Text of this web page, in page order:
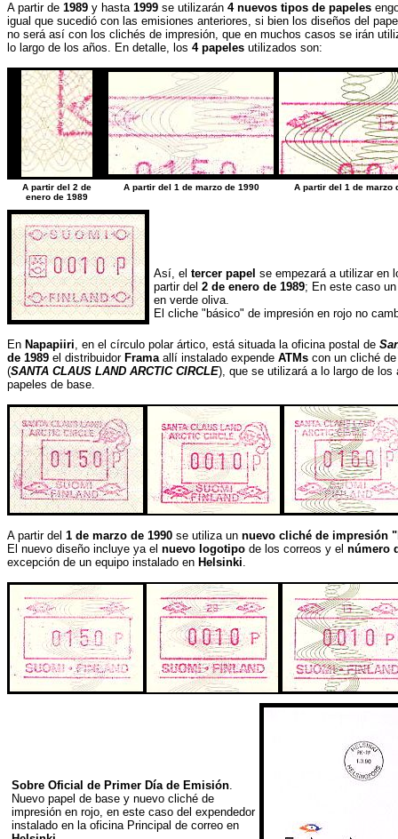
A partir de 1989 y hasta 1999 se utilizarán 4 nuevos tipos de papeles
igual que sucedió con las emisiones anteriores, si bien los diseños del
no será así con los clichés de impresión, que en muchos casos se irán
lo largo de los años. En detalle, los 4 papeles utilizados son:
A partir del 2 de
enero de 1989
A partir del 1 de marzo de 1990 A partir del 1 de marzo
Así, el tercer papel se empezará a utilizar en
partir del 2 de enero de 1989; En este caso
en verde oliva.
El cliche "básico" de impresión en rojo no
En Napapiiri, en el círculo polar ártico, está situada la oficina postal de
de 1989 el distribuidor Framaallí instalado expende ATMs con un cliché
(SANTA CLAUS LAND ARCTIC CIRCLE), que se utilizará a lo largo de los
papeles de base.
A partir del 1 de marzo de 1990 se utiliza un nuevo cliché de impresión
El nuevo diseño incluye ya el nuevo logotipo de los correos y el número
excepción de un equipo instalado en Helsinki.
Sobre Oficial de Primer Día de Emisión.
Nuevo papel de base y nuevo cliché de
impresión en rojo, en este caso del expendedor
instalado en la oficina Principal de correo en